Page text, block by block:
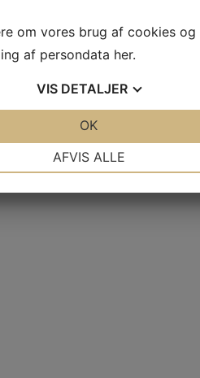
om vores brug af cookies og
af persondata her.
VIS DETALJER
AFVIS ALLE
OK